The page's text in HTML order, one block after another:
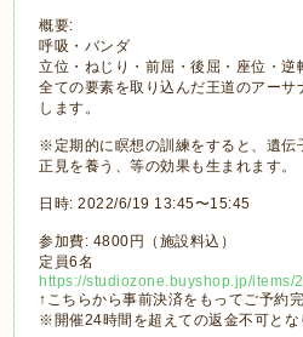
概要:
呼吸・バンダ
立位・ねじり・前屈・後屈・座位・逆
全ての要素を取り込んだ王道のアーサ
します。
※定期的に瞑想の訓練をすると、遺伝
正見を養う、等の効果も生まれます。
日時: 2022/6/19 13:45〜15:45
参加費: 4800円（施設料込）
定員6名
https://studiozone.buyshop.jp/items/
↑こちらから事前決済をもってご予約
※開催24時間を超えての返金不可とな